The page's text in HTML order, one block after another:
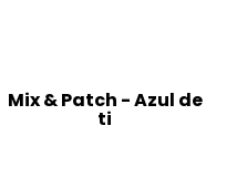
Mix & Patch - Azul de
ti